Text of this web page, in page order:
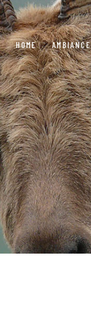
HOME AMBIANCE